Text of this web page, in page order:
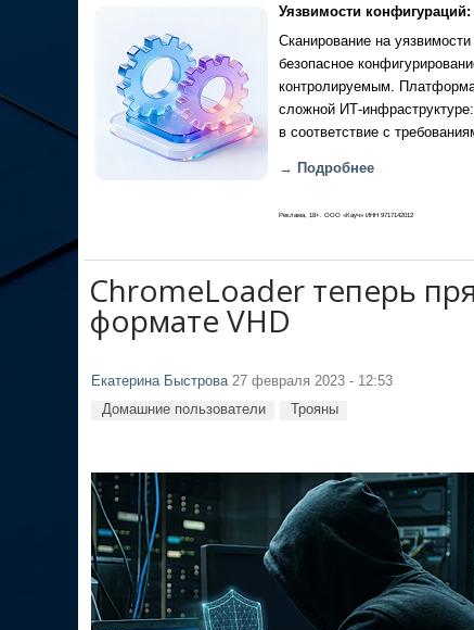
Уязвимости
Сканирование на
безопасное
контролируемым. Платформа
сложной ИТ-
в соответствие с
→ Подробнее
Реклама, 18+. ООО «Кауч» ИНН 9717142012
ChromeLoader теперь
формате VHD
Екатерина Быстрова27 февраля 2023 - 12:53
Домашние пользователи Трояны